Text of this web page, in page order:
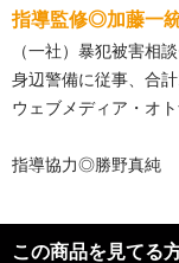
指導監修◎加藤一
（一社）暴犯被害相
身辺警備に従事、合
ウェブメディア・オ
指導協力◎勝野真純
この商品を見てる